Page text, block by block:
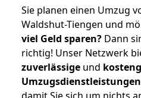
Sie planen einen Umzug
Waldshut-Tiengen und
viel Geld sparen? Dann
richtig! Unser Netzwerk
zuverlässige und
Umzugsdienstleistungen